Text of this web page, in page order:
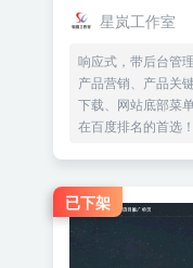
星岚工作室
响应式，带后台管
产品营销、产品关
下载、网站底部菜
在百度排名的首选！
已下架